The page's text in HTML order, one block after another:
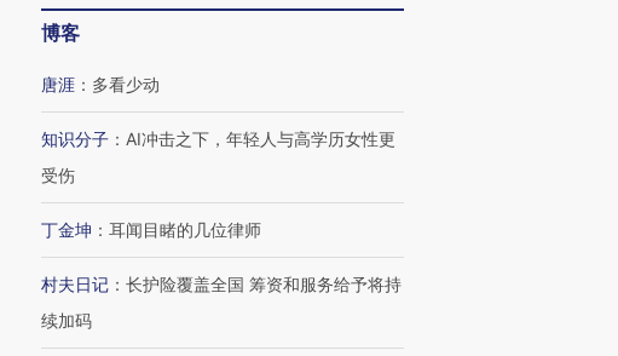
会，让数智科技“链”接产
【特别呈现】寻找100种
CFO：不靠规模取胜，华
博客
唐涯 ： 多看少动
知识分子 ： AI冲击之下，年轻人与高学历女性更
受伤
丁金坤 ： 耳闻目睹的几位律师
村夫日记 ： 长护险覆盖全国 筹资和服务给予将持
续加码